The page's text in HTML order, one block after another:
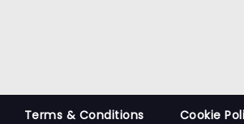
Terms & Conditions Cookie